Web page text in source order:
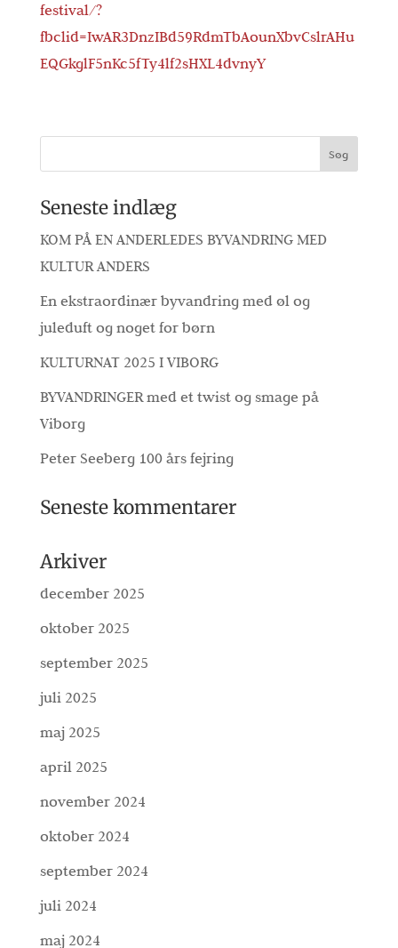
festival/?
fbclid=IwAR3DnzIBd59RdmTbAounXbvCslrAHu
EQGkglF5nKc5fTy4lf2sHXL4dvnyY
Seneste indlæg
KOM PÅ EN ANDERLEDES BYVANDRING MED
KULTUR ANDERS
En ekstraordinær byvandring med øl og
juleduft og noget for børn
KULTURNAT 2025 I VIBORG
BYVANDRINGER med et twist og smage på
Viborg
Peter Seeberg 100 års fejring
Seneste kommentarer
Arkiver
december 2025
oktober 2025
september 2025
juli 2025
maj 2025
april 2025
november 2024
oktober 2024
september 2024
juli 2024
maj 2024